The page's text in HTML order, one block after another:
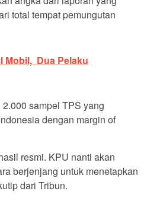
total tempat pemungutan
Mobil, Dua Pelaku
sampel TPS yang
dengan margin of
resmi. KPU nanti akan
berjenjang untuk menetapkan
dari Tribun.